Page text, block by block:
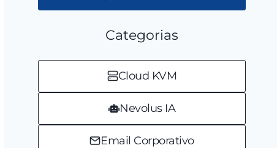
Categorias
Cloud KVM
Nevolus IA
Email Corporativo